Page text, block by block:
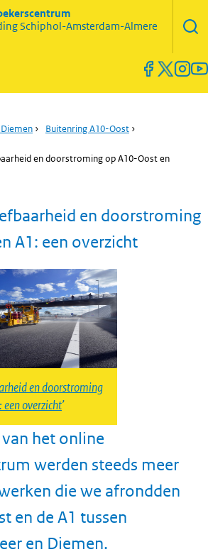
Schiphol-Amsterdam-Almere
› Buitenring A10-Oost ›
en doorstroming op A10-Oost en
en doorstroming
A1: een overzicht
en doorstroming
overzicht
het online
werden steeds meer
die we afrondden
en de A1 tussen
en Diemen.